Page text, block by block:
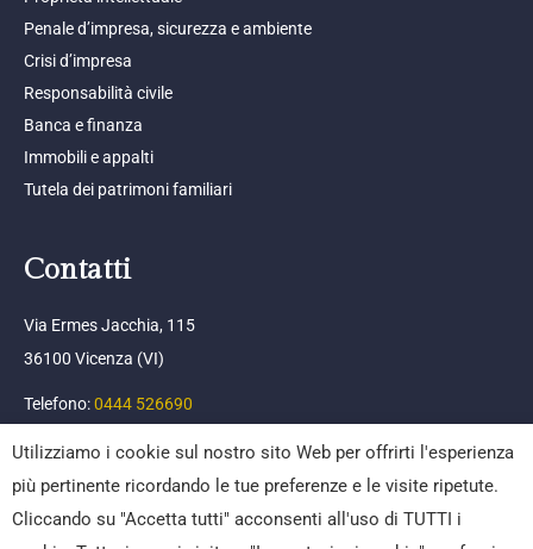
Penale d’impresa, sicurezza e ambiente
Crisi d’impresa
Responsabilità civile
Banca e finanza
Immobili e appalti
Tutela dei patrimoni familiari
Contatti
Via Ermes Jacchia, 115
36100 Vicenza (VI)
Telefono:0444 526690
Utilizziamo i cookie sul nostro sito Web per offrirti l'esperienza
più pertinente ricordando le tue preferenze e le visite ripetute.
Cliccando su "Accetta tutti" acconsenti all'uso di TUTTI i